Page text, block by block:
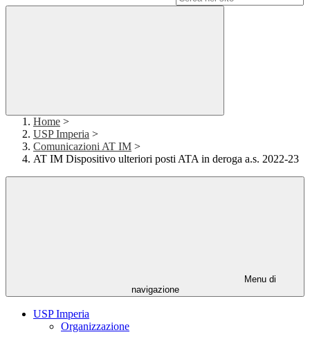
Home >
USP Imperia >
Comunicazioni AT IM >
AT IM Dispositivo ulteriori posti ATA in deroga a.s. 2022-23
Menu di
navigazione
USP Imperia
Organizzazione